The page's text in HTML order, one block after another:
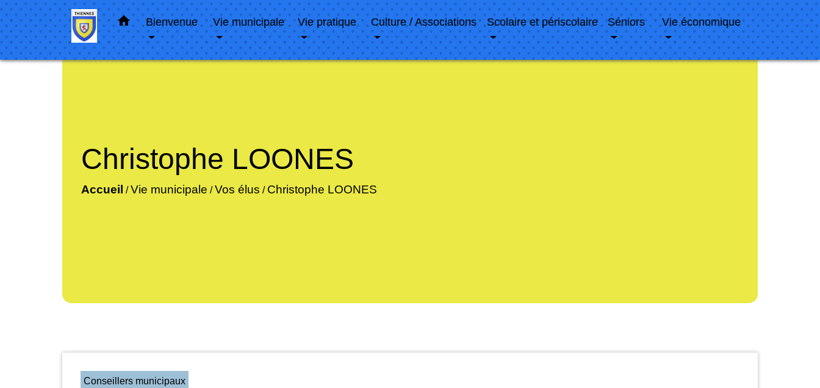
home Bienvenue Vie municipale Vie pratique Culture / Associations Scolaire et périscolaire Séniors Vie économique
Christophe LOONES
Accueil /Vie municipale /Vos élus / Christophe LOONES
Conseillers municipaux